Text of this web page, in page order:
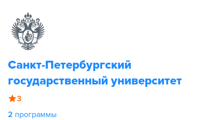
Санкт-Петербургский
государственный университет
3
2 программы